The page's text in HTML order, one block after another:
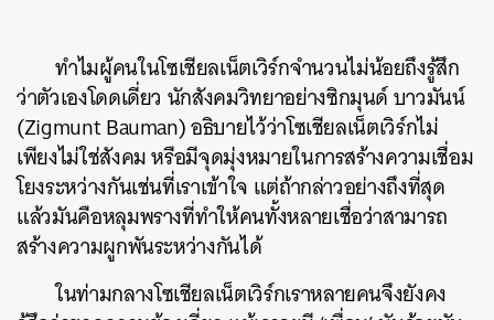
ทำไมผู้คนในโซเชียลเน็ตเวิร์กจำนวนไม่น้อยถึงรู้สึก
ว่าตัวเองโดดเดี่ยว นักสังคมวิทยาอย่างซิกมุนด์ บาวมันน์
(Zigmunt Bauman) อธิบายไว้ว่าโซเชียลเน็ตเวิร์กไม่
เพียงไม่ใช่สังคม หรือมีจุดมุ่งหมายในการสร้างความเชื่อม
โยงระหว่างกันเช่นที่เราเข้าใจ แต่ถ้ากล่าวอย่างถึงที่สุด
แล้วมันคือหลุมพรางที่ทำให้คนทั้งหลายเชื่อว่าสามารถ
สร้างความผูกพันระหว่างกันได้
ในท่ามกลางโซเชียลเน็ตเวิร์กเราหลายคนจึงยังคง